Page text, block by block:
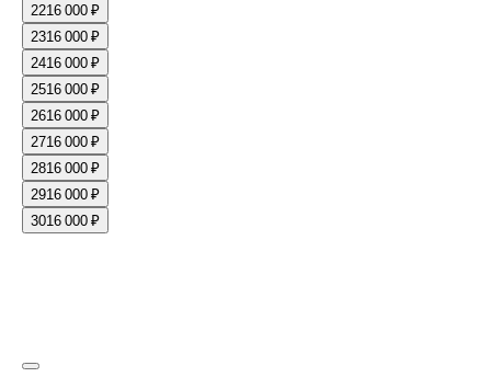
2216 000 ₽
2316 000 ₽
2416 000 ₽
2516 000 ₽
2616 000 ₽
2716 000 ₽
2816 000 ₽
2916 000 ₽
3016 000 ₽